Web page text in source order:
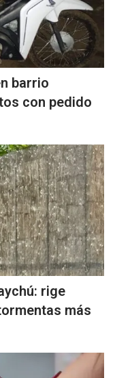
barrio
con pedido
rige
más